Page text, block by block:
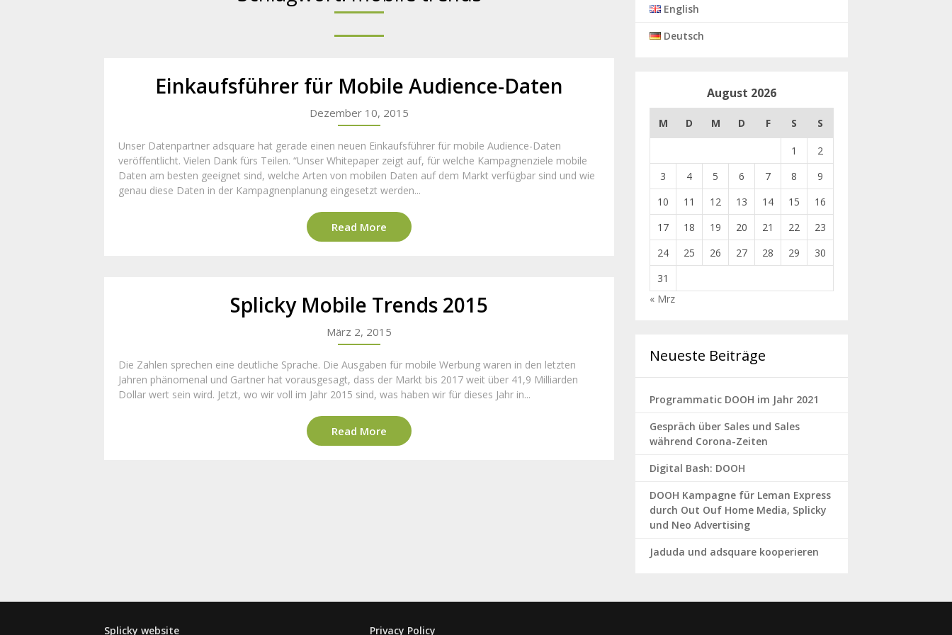
Einkaufsführer für Mobile Audience-Daten
Dezember 10, 2015
Unser Datenpartner adsquare hat gerade einen neuen Einkaufsführer für mobile Audience-Daten
veröffentlicht. Vielen Dank fürs Teilen. “Unser Whitepaper zeigt auf, für welche Kampagnenziele mobile
Daten am besten geeignet sind, welche Arten von mobilen Daten auf dem Markt verfügbar sind und wie
genau diese Daten in der Kampagnenplanung eingesetzt werden...
Read More
Splicky Mobile Trends 2015
März 2, 2015
Die Zahlen sprechen eine deutliche Sprache. Die Ausgaben für mobile Werbung waren in den letzten
Jahren phänomenal und Gartner hat vorausgesagt, dass der Markt bis 2017 weit über 41,9 Milliarden
Dollar wert sein wird. Jetzt, wo wir voll im Jahr 2015 sind, was haben wir für dieses Jahr in...
Read More
English
Deutsch
August 2026
M D M D F S S
1
2
3
4 5 6 7 8
9
10
11 12 13 14 15
16
17
18 19 20 21 22
23
24
25 26 27 28 29
30
31
« Mrz
Neueste Beiträge
Programmatic DOOH im Jahr 2021
Gespräch über Sales und Sales
während Corona-Zeiten
Digital Bash: DOOH
DOOH Kampagne für Leman Express
durch Out Ouf Home Media, Splicky
und Neo Advertising
Jaduda und adsquare kooperieren
Splicky website Privacy Policy